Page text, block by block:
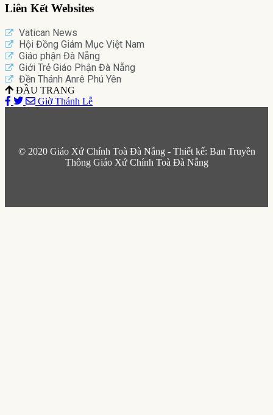
Liên Kết Websites
Vatican News
Hội Đồng Giám Mục Việt Nam
Giáo phận Đà Nẵng
Giới Trẻ Giáo Phận Đà Nẵng
Đền Thánh Anrê Phú Yên
ĐẦU TRANG
Giờ Thánh Lễ
© 2020 Giáo Xứ Chính Toà Đà Nẵng - Thiết kế: Ban Truyền
Thông Giáo Xứ Chính Toà Đà Nẵng